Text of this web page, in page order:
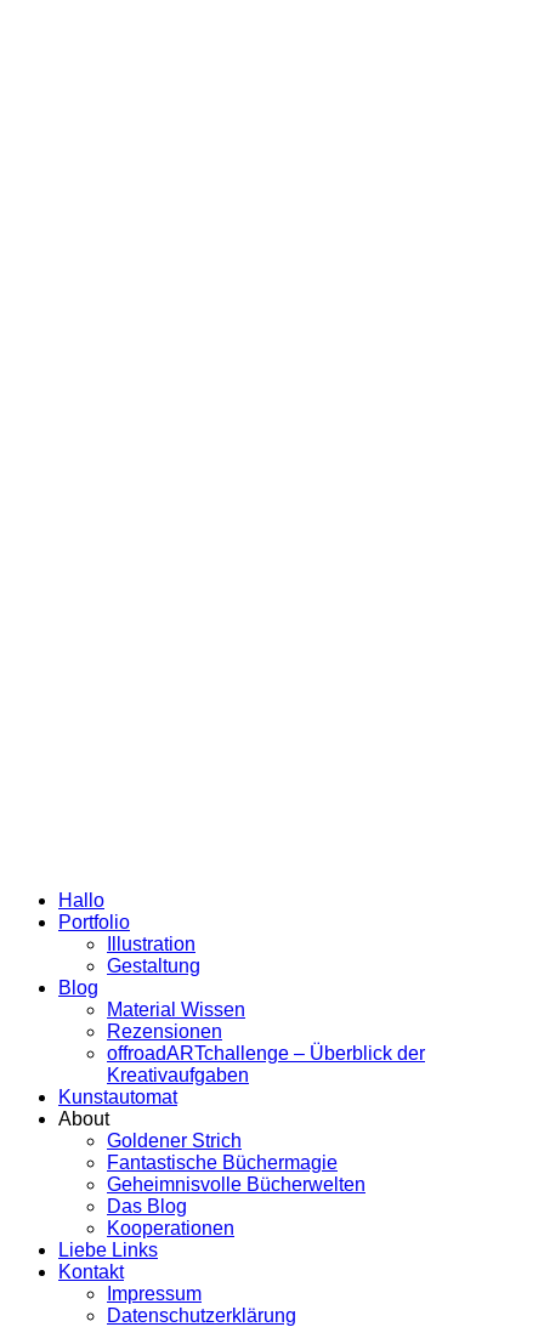
Hallo
Portfolio
Illustration
Gestaltung
Blog
Material Wissen
Rezensionen
offroadARTchallenge – Überblick der
Kreativaufgaben
Kunstautomat
About
Goldener Strich
Fantastische Büchermagie
Geheimnisvolle Bücherwelten
Das Blog
Kooperationen
Liebe Links
Kontakt
Impressum
Datenschutzerklärung